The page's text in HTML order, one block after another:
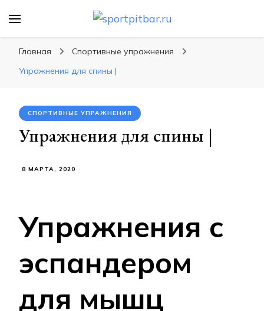
спортивных упражнения, правильные
диеты, программы тренировок
Главная
Спортивные упражнения
Упражнения для спины |
СПОРТИВНЫЕ УПРАЖНЕНИЯ
Упражнения для спины |
8 МАРТА, 2020
Упражнения с
эспандером
для мышц